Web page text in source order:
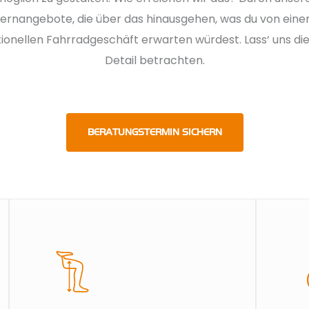
HUB
die über das hinausgehen, was du von
Fahrradgeschäft erwarten würdest. Lass‘ uns
Detail betrachten.
BERATUNGSTERMIN SICHERN